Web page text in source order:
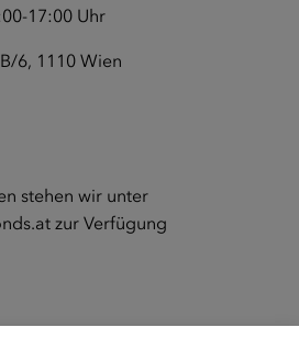
17:00 Uhr
6, 1110 Wien
stehen wir unter
zur Verfügung